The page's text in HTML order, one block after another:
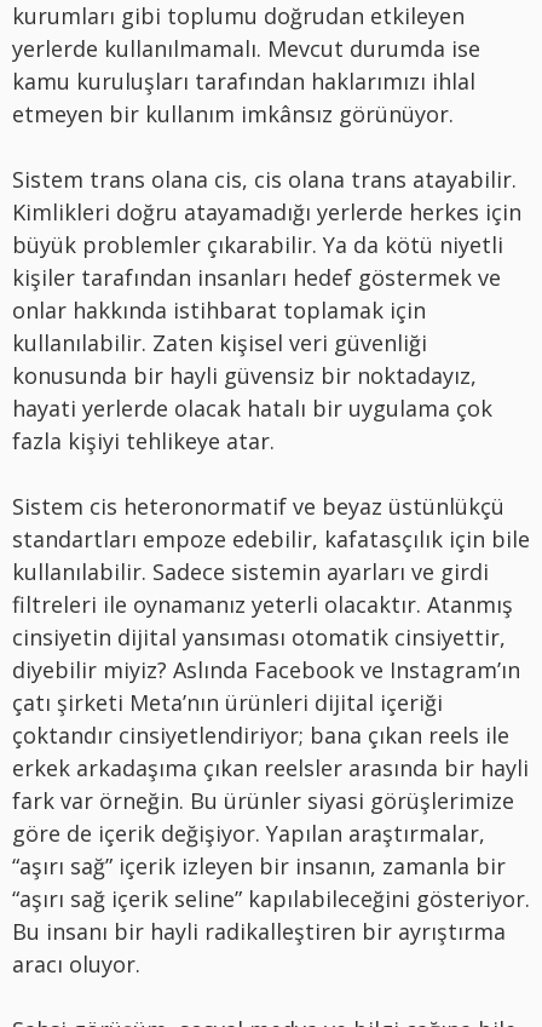
kurumları gibi toplumu doğrudan etkileyen
yerlerde kullanılmamalı. Mevcut durumda ise
kamu kuruluşları tarafından haklarımızı ihlal
etmeyen bir kullanım imkânsız görünüyor.
Sistem trans olana cis, cis olana trans atayabilir.
Kimlikleri doğru atayamadığı yerlerde herkes için
büyük problemler çıkarabilir. Ya da kötü niyetli
kişiler tarafından insanları hedef göstermek ve
onlar hakkında istihbarat toplamak için
kullanılabilir. Zaten kişisel veri güvenliği
konusunda bir hayli güvensiz bir noktadayız,
hayati yerlerde olacak hatalı bir uygulama çok
fazla kişiyi tehlikeye atar.
Sistem cis heteronormatif ve beyaz üstünlükçü
standartları empoze edebilir, kafatasçılık için bile
kullanılabilir. Sadece sistemin ayarları ve girdi
filtreleri ile oynamanız yeterli olacaktır. Atanmış
cinsiyetin dijital yansıması otomatik cinsiyettir,
diyebilir miyiz? Aslında Facebook ve Instagram’ın
çatı şirketi Meta’nın ürünleri dijital içeriği
çoktandır cinsiyetlendiriyor; bana çıkan reels ile
erkek arkadaşıma çıkan reelsler arasında bir hayli
fark var örneğin. Bu ürünler siyasi görüşlerimize
göre de içerik değişiyor. Yapılan araştırmalar,
“aşırı sağ” içerik izleyen bir insanın, zamanla bir
“aşırı sağ içerik seline” kapılabileceğini gösteriyor.
Bu insanı bir hayli radikalleştiren bir ayrıştırma
aracı oluyor.